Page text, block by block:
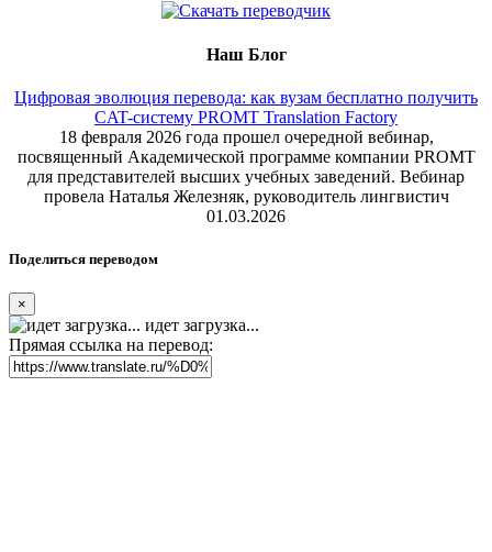
Наш Блог
Цифровая эволюция перевода: как вузам бесплатно получить
CAT-систему PROMT Translation Factory
18 февраля 2026 года прошел очередной вебинар,
посвященный Академической программе компании PROMT
для представителей высших учебных заведений. Вебинар
провела Наталья Железняк, руководитель лингвистич
01.03.2026
Поделиться переводом
×
идет загрузка...
Прямая ссылка на перевод: